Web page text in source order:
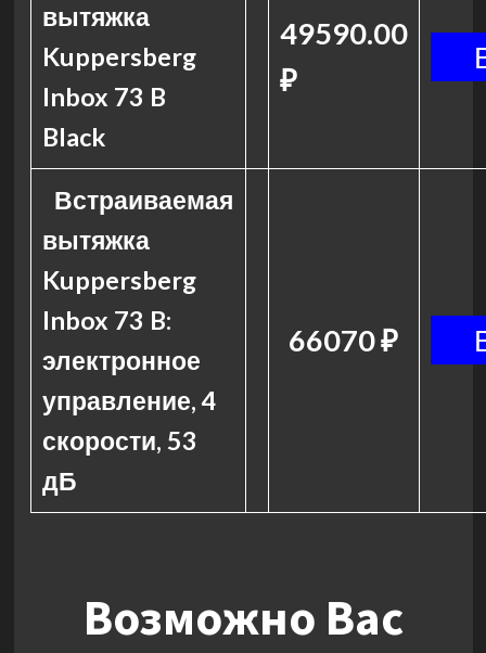
вытяжка
Kuppersberg
Inbox 73 B
Black
49590.00
₽
Встраиваемая
вытяжка
Kuppersberg
Inbox 73 B:
электронное
управление, 4
скорости, 53
дБ
66070 ₽
Возможно Вас